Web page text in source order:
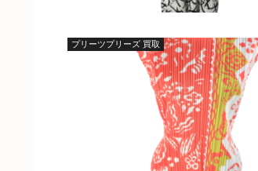
プリーツプリーズ 買取